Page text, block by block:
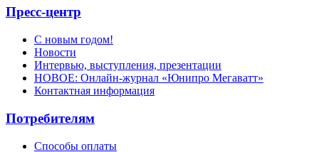
Пресс-центр
С новым годом!
Новости
Интервью, выступления, презентации
НОВОЕ: Онлайн-журнал «Юнипро Мегаватт»
Контактная информация
Потребителям
Способы оплаты